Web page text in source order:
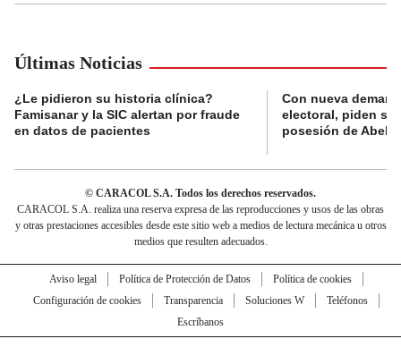
Últimas Noticias
¿Le pidieron su historia clínica?
Famisanar y la SIC alertan por fraude
en datos de pacientes
Con nueva
electoral, piden
posesión de
© CARACOL S.A. Todos los derechos reservados.
CARACOL S.A. realiza una reserva expresa de las reproducciones y usos de las obras
y otras prestaciones accesibles desde este sitio web a medios de lectura mecánica u otros
medios que resulten adecuados.
Aviso legal Política de Protección de Datos
Política de cookies
Configuración de cookies
Transparencia Soluciones W
Teléfonos
Escríbanos